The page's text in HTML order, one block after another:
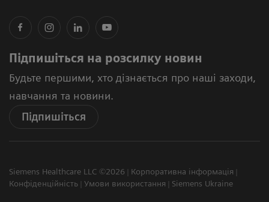
Підпишіться на розсилку новин
Будьте першими, хто дізнається про наші заходи,
навчання та новини.
Підпишіться
Siemens Healthcare LLC ©2026
Корпоративна інформація
Конфіденційність
Умови використання Siemens Ukraine